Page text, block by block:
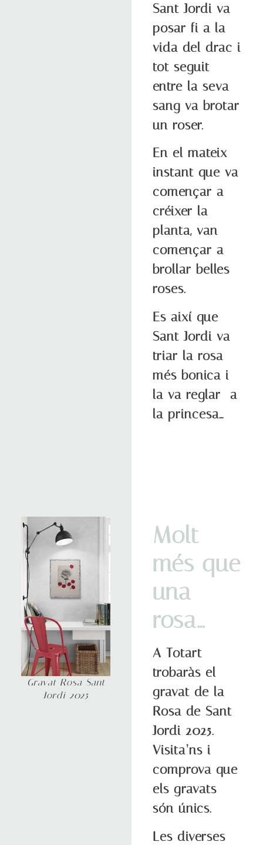
Sant Jordi va
posar fi a la
vida del drac i
tot seguit
entre la seva
sang va brotar
un roser.
En el mateix
instant que va
començar a
créixer la
planta, van
començar a
brollar belles
roses.
Es així que
Sant Jordi va
triar la rosa
més bonica i
la va reglar a
la princesa…
Molt
més que
una
rosa…
A Totart
trobaràs el
gravat de la
Rosa de Sant
Jordi 2025.
Visita’ns i
comprova que
els gravats
són únics.
Les diverses
Gravat Rosa Sant
Jordi 2025